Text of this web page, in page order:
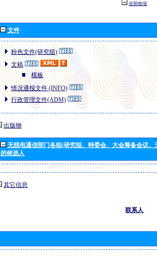
全部收缩
文件
粉色文件(研究组)
文稿
模板
情况通报文件 (INFO)
行政管理文件(ADM)
出版物
无线电通信部门各组(研究组、特委会、大会筹备会议
的候选人
其它信息
联系人